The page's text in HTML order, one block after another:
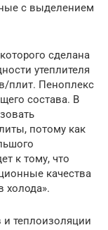
с выделением
сделана
утеплителя
плит. Пеноплекс
состава. В
потому как
к тому, что
качества
холода».
и теплоизоляции